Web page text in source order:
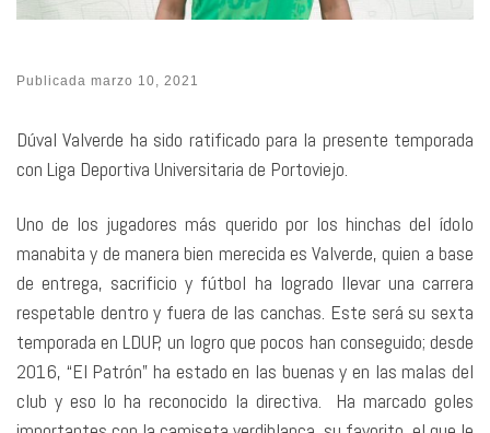
Publicada marzo 10, 2021
Dúval Valverde ha sido ratificado para la presente temporada
con Liga Deportiva Universitaria de Portoviejo.
Uno de los jugadores más querido por los hinchas del ídolo
manabita y de manera bien merecida es Valverde, quien a base
de entrega, sacrificio y fútbol ha logrado llevar una carrera
respetable dentro y fuera de las canchas. Este será su sexta
temporada en LDUP, un logro que pocos han conseguido; desde
2016, “El Patrón” ha estado en las buenas y en las malas del
club y eso lo ha reconocido la directiva. Ha marcado goles